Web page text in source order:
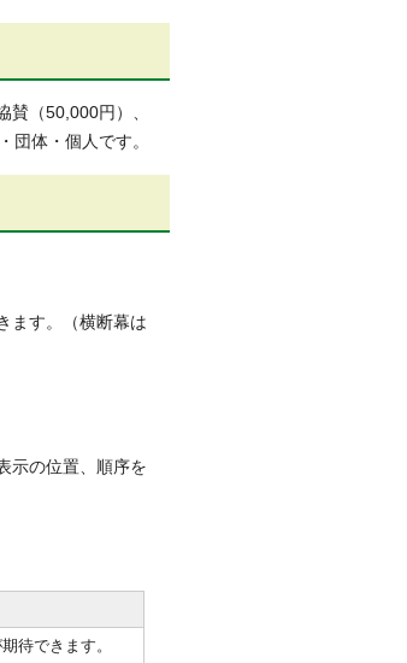
（50,000円）、
団体・個人です。
ます。（横断幕は
示の位置、順序を
待できます。